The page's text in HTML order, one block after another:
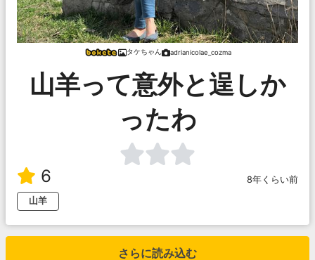
タケちゃん adrianicolae_cozma
山羊って意外と逞しか
ったわ
6
8年くらい前
山羊
さらに読み込む